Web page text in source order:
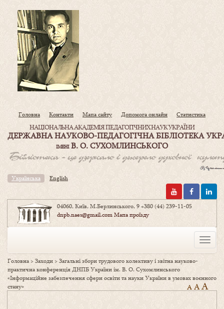
Головна Контакти Мапа сайту Допомога онлайн Статистика
НАЦІОНАЛЬНА АКАДЕМІЯ ПЕДАГОГІЧНИХ НАУК УКРАЇНИ
ДЕРЖАВНА НАУКОВО-ПЕДАГОГІЧНА БІБЛІОТЕКА
ІМЕНІВ. О. СУХОМЛИНСЬКОГО
Українська English
04060, Київ, М.Берлинського, 9+380 (44) 239-11-05
dnpb.naes@gmail.comМапа проїзду
Toggle
Головна >Заходи >Загальні збори трудового колективу і звітна науково-
практична конференція ДНПБ України ім. В. О. Сухомлинського
«Інформаційне забезпечення сфери освіти та науки України в умовах воєнного
стану»
A AA